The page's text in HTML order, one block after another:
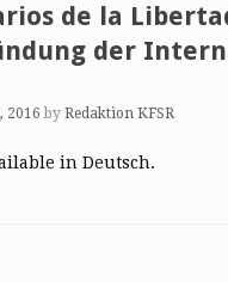
de la
der
2016 by Redaktion KFSR
in Deutsch.